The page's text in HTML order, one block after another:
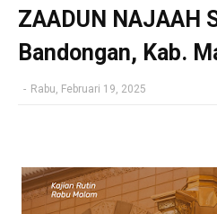
ZAADUN NAJAAH
Bandongan, Kab.
- Rabu, Februari 19, 2025